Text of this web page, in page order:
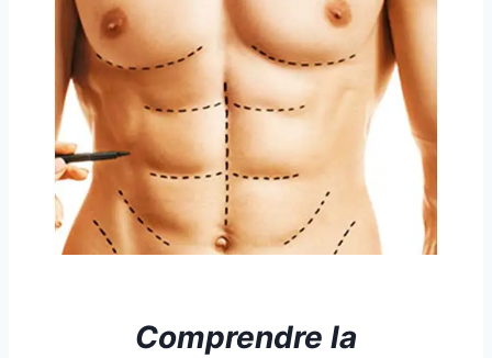
Comprendre la